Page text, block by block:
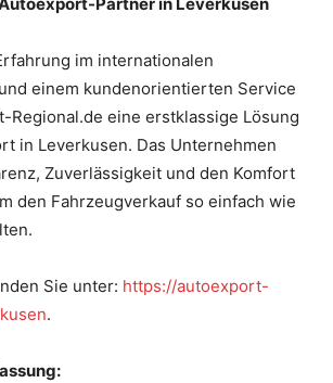
Partner in Leverkusen
im internationalen
einem kundenorientierten Service
Regional.de eine erstklassige Lösung
in Leverkusen. Das Unternehmen
Zuverlässigkeit und den Komfort
den Fahrzeugverkauf so einfach wie
Sie unter: https://autoexport-
.